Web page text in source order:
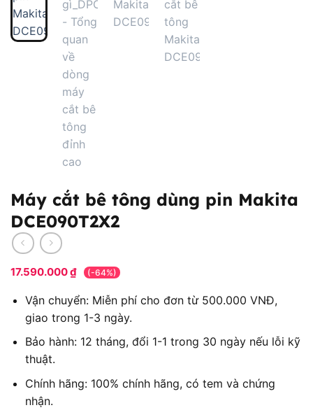
Máy cắt bê tông dùng pin Makita
DCE090T2X2
17.590.000₫ (-64%)
Vận chuyển: Miễn phí cho đơn từ 500.000 VNĐ,
giao trong 1-3 ngày.
Bảo hành: 12 tháng, đổi 1-1 trong 30 ngày nếu lỗi kỹ
thuật.
Chính hãng: 100% chính hãng, có tem và chứng
nhận.